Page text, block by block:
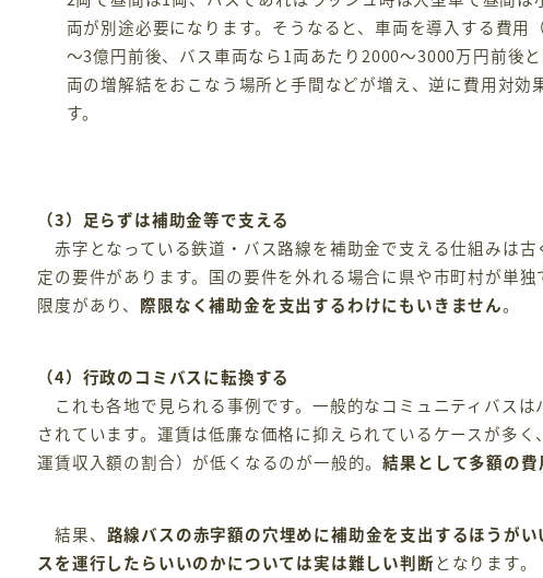
両が別途必要になります。そうなると、車両を導入する費
～3億円前後、バス車両なら1両あたり2000～3000万円前後
両の増解結をおこなう場所と手間などが増え、逆に費用対
す。
（3）足らずは補助金等で支える
赤字となっている鉄道・バス路線を補助金で支える仕組みは
定の要件があります。国の要件を外れる場合に県や市町村が単
限度があり、 際限なく補助金を支出するわけにもいきません。
（4）行政のコミバスに転換する
これも各地で見られる事例です。一般的なコミュニティバス
されています。運賃は低廉な価格に抑えられているケースが多
運賃収入額の割合）が低くなるのが一般的。結果として多額の
結果、 路線バスの赤字額の穴埋めに補助金を支出するほうが
スを運行したらいいのかについては実は難しい判断となります。